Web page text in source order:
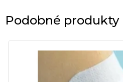
Podobné produkty